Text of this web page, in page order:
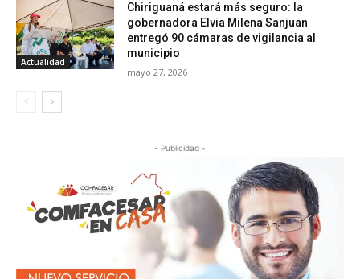
Actualidad
Chiriguaná estará más seguro: la
gobernadora Elvia Milena Sanjuan
entregó 90 cámaras de vigilancia al
municipio
mayo 27, 2026
- Publicidad -